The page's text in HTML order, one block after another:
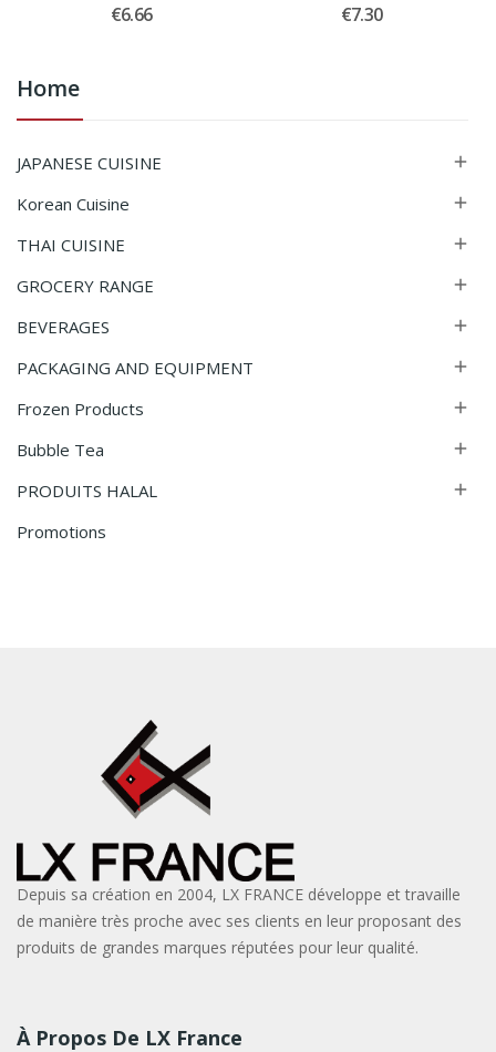
Home
JAPANESE CUISINE 
Korean Cuisine 
THAI CUISINE 
GROCERY RANGE 
BEVERAGES 
PACKAGING AND EQUIPMENT 
Frozen Products 
Bubble Tea 
PRODUITS HALAL 
Promotions
€6.66 €7.30
Depuis sa création en 2004, LX FRANCE développe et travaille
de manière très proche avec ses clients en leur proposant des
produits de grandes marques réputées pour leur qualité.
À Propos De LX France